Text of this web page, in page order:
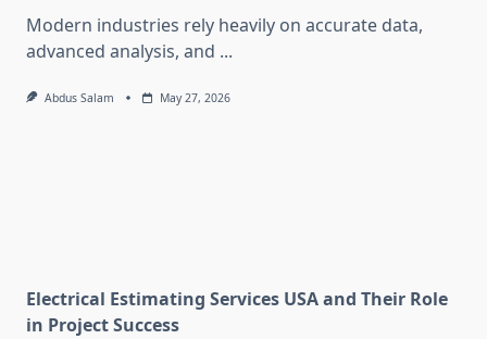
Modern industries rely heavily on accurate data,
advanced analysis, and ...
Abdus Salam May 27, 2026
Electrical Estimating Services USA and Their Role
in Project Success